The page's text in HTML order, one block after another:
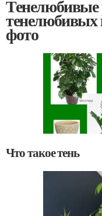
Тенелюбивые
тенелюбивых
фото
Что такое тень